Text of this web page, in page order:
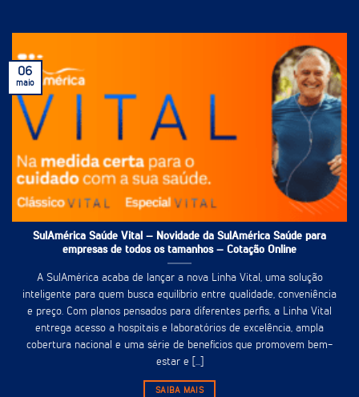
SulAmérica Saúde Vital – Novidade da SulAmérica Saúde para
empresas de todos os tamanhos – Cotação Online
A SulAmérica acaba de lançar a nova Linha Vital, uma solução
inteligente para quem busca equilíbrio entre qualidade, conveniência
e preço. Com planos pensados para diferentes perfis, a Linha Vital
entrega acesso a hospitais e laboratórios de excelência, ampla
cobertura nacional e uma série de benefícios que promovem bem-
estar e [...]
SAIBA MAIS
06
maio